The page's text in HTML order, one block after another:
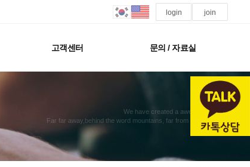
login join
고객센터 문의 / 자료실
We have created a awesome theme
Far far away,behind the word mountains, far from the countries